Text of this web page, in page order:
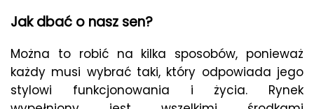
Jak dbać o nasz sen?
Można to robić na kilka sposobów, ponieważ
każdy musi wybrać taki, który odpowiada jego
stylowi funkcjonowania i życia. Rynek